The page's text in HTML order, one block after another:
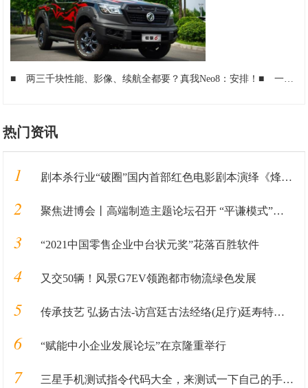
■ 两三千块性能、影像、续航全都要？真我Neo8：安排！■ 一加15评测：用了就回不去的165Hz，游戏党这次真的赢了
热门资讯
1 剧本杀行业“破圈”国内首部红色电影剧本演绎《烽火末班车》发布
2 聚焦进博会丨高端制造主题论坛召开 “平谦模式”引关注
3 “2021中国零售企业中台状元奖”花落百胜软件
4 又交50辆！风景G7EV领跑都市物流绿色发展
5 传承技艺 弘扬古法-访宫廷古法经络(足疗)廷寿特级大师姚天明
6 “赋能中小企业发展论坛”在京隆重举行
7 三星手机测试指令代码大全，来测试一下自己的手机吧，记得收藏